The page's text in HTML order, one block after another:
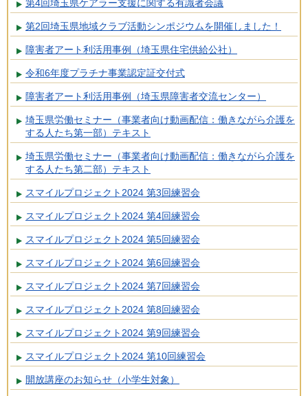
第4回埼玉県ケアラー支援に関する有識者会議
第2回埼玉県地域クラブ活動シンポジウムを開催しました！
障害者アート利活用事例（埼玉県住宅供給公社）
令和6年度プラチナ事業認定証交付式
障害者アート利活用事例（埼玉県障害者交流センター）
埼玉県労働セミナー（事業者向け動画配信：働きながら介護を
する人たち第一部）テキスト
埼玉県労働セミナー（事業者向け動画配信：働きながら介護を
する人たち第二部）テキスト
スマイルプロジェクト2024 第3回練習会
スマイルプロジェクト2024 第4回練習会
スマイルプロジェクト2024 第5回練習会
スマイルプロジェクト2024 第6回練習会
スマイルプロジェクト2024 第7回練習会
スマイルプロジェクト2024 第8回練習会
スマイルプロジェクト2024 第9回練習会
スマイルプロジェクト2024 第10回練習会
開放講座のお知らせ（小学生対象）